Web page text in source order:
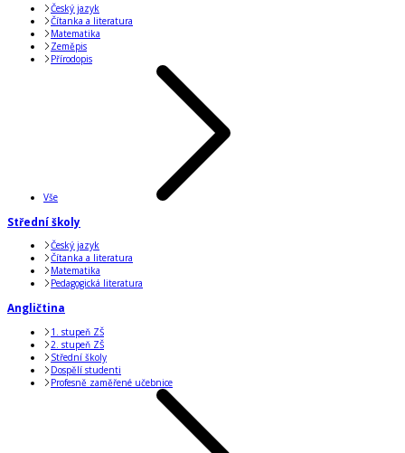
Český jazyk
Čítanka a literatura
Matematika
Zeměpis
Přírodopis
Vše
Střední školy
Český jazyk
Čítanka a literatura
Matematika
Pedagogická literatura
Angličtina
1. stupeň ZŠ
2. stupeň ZŠ
Střední školy
Dospělí studenti
Profesně zaměřené učebnice